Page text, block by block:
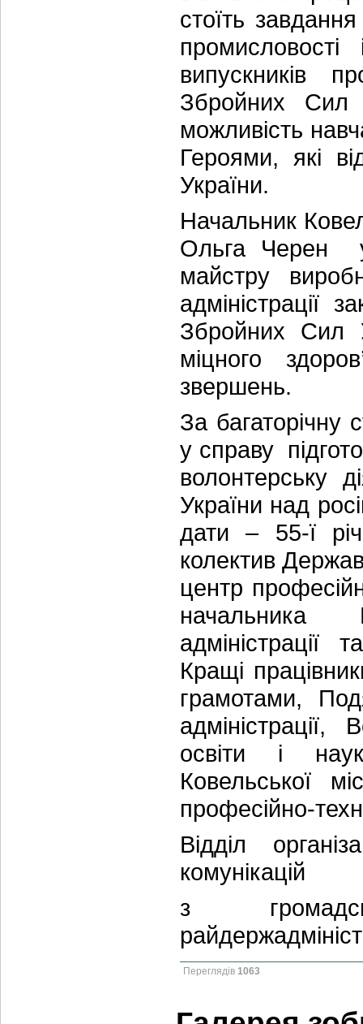
стоїть
випускників
Збройних Сил
можливість
Героями, які
України.
Начальник
Ольга Черен у
майстру
адміністрації
Збройних Сил
міцного
звершень.
За багаторічну
у справу
волонтерську
України над
дати – 55-ї
колектив
центр
начальника
адміністрації
Кращі
грамотами,
освіти і
Ковельської
професійно-
Відділ
комунікацій
з
Переглядів 1063